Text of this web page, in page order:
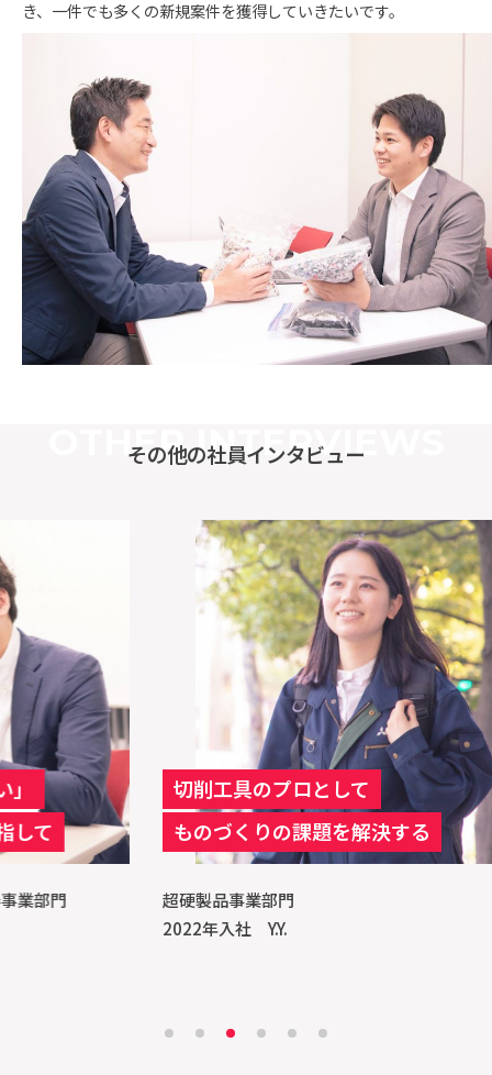
き、一件でも多くの新規案件を獲得していきたいです。
OTHER INTERVIEWS
その他の社員インタビュー
切削工具のプロとして
ものづくりの課題を解決する
超硬製品事業部門
2022年入社 Y.Y.
鉄
家